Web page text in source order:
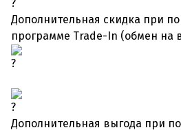
Дополнительная скидка при
программе Trade-In (обмен на
Дополнительная выгода при